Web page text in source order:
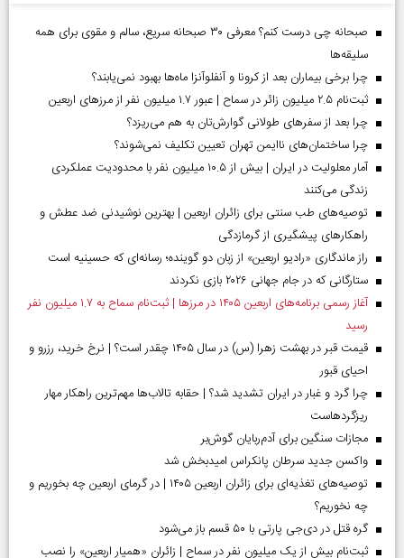
صبحانه چی درست کنم؟ معرفی ۳۰ صبحانه سریع، سالم و مقوی برای همه
سلیقه‌ها
چرا برخی بیماران بعد از کرونا و آنفلوآنزا ماه‌ها بهبود نمی‌یابند؟
ثبت‌نام ۲.۵ میلیون زائر در سماح | عبور ۱.۷ میلیون نفر از مرز‌های اربعین
چرا بعد از سفرهای طولانی گوارش‌تان به هم می‌ریزد؟
چرا ساختمان‌های ناایمن تهران تعیین تکلیف نمی‌شوند؟
آمار معلولیت در ایران | بیش از ۱۰.۵ میلیون نفر با محدودیت عملکردی
زندگی می‌کنند
توصیه‌های طب سنتی برای زائران اربعین | بهترین نوشیدنی ضد عطش و
راهکارهای پیشگیری از گرمازدگی
راز ماندگاری «رادیو اربعین» از زبان دو گوینده؛ رسانه‌ای که حسینیه است
ستارگانی که در جام جهانی ۲۰۲۶ بازی نکردند
آغاز رسمی برنامه‌های اربعین ۱۴۰۵ در مرز‌ها | ثبت‌نام سماح به ۱.۷ میلیون نفر
رسید
قیمت قبر در بهشت زهرا (س) در سال ۱۴۰۵ چقدر است؟ | نرخ خرید، رزرو و
احیای قبور
چرا گرد و غبار در ایران تشدید شد؟ | حقابه تالاب‌ها مهم‌ترین راهکار مهار
ریزگردهاست
مجازات سنگین برای آدم‌ربایان گوش‌بر
واکسن جدید سرطان پانکراس امیدبخش شد
توصیه‌های تغذیه‌ای برای زائران اربعین ۱۴۰۵ | در گرمای اربعین چه بخوریم و
چه نخوریم؟
گره قتل در دی‌جی پارتی با ۵۰ قسم باز می‌شود
ثبت‌نام بیش از یک میلیون نفر در سماح | زائران «همیار اربعین» را نصب